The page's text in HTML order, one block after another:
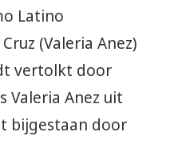
Latino
(Valeria Anez)
vertolkt door
Valeria Anez uit
bijgestaan door